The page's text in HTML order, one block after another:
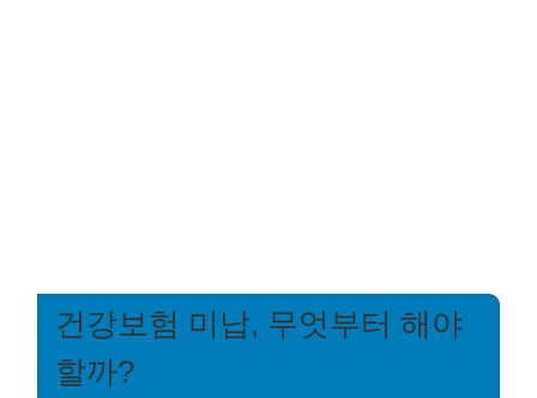
건강보험 미납, 무엇부터 해야
할까?